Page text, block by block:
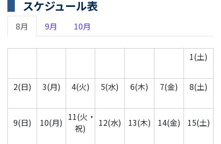
スケジュール表
8月 9月 10月
1(土)
2(日) 3(月) 4(火) 5(水) 6(木) 7(金) 8(土)
9(日) 10(月) 11(火・
祝)
12(水) 13(木) 14(金) 15(土)